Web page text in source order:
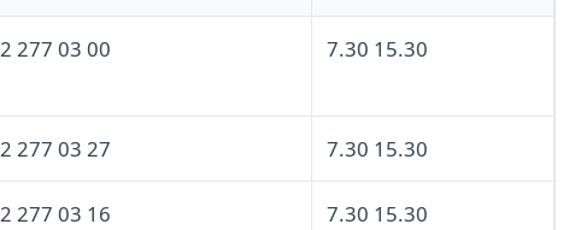
277 03 00 7.30 15.30
277 03 27 7.30 15.30
277 03 16 7.30 15.30